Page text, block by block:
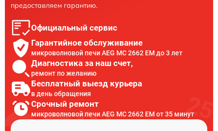
предоставляем гарантию.
Официальный сервис
Гарантийное обслуживание
микроволновой печи AEG MC 2662 EM до 3 лет
Диагностика за наш счет,
ремонт по желанию
Бесплатный выезд курьера
в день обращения
Срочный ремонт
микроволновой печи AEG MC 2662 EM от 35 минут